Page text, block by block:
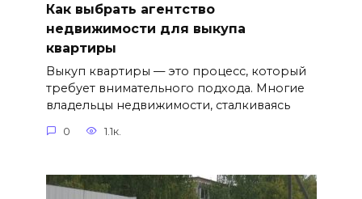
Как выбрать агентство
недвижимости для выкупа
квартиры
Выкуп квартиры — это процесс, который
требует внимательного подхода. Многие
владельцы недвижимости, сталкиваясь
0 1.1к.